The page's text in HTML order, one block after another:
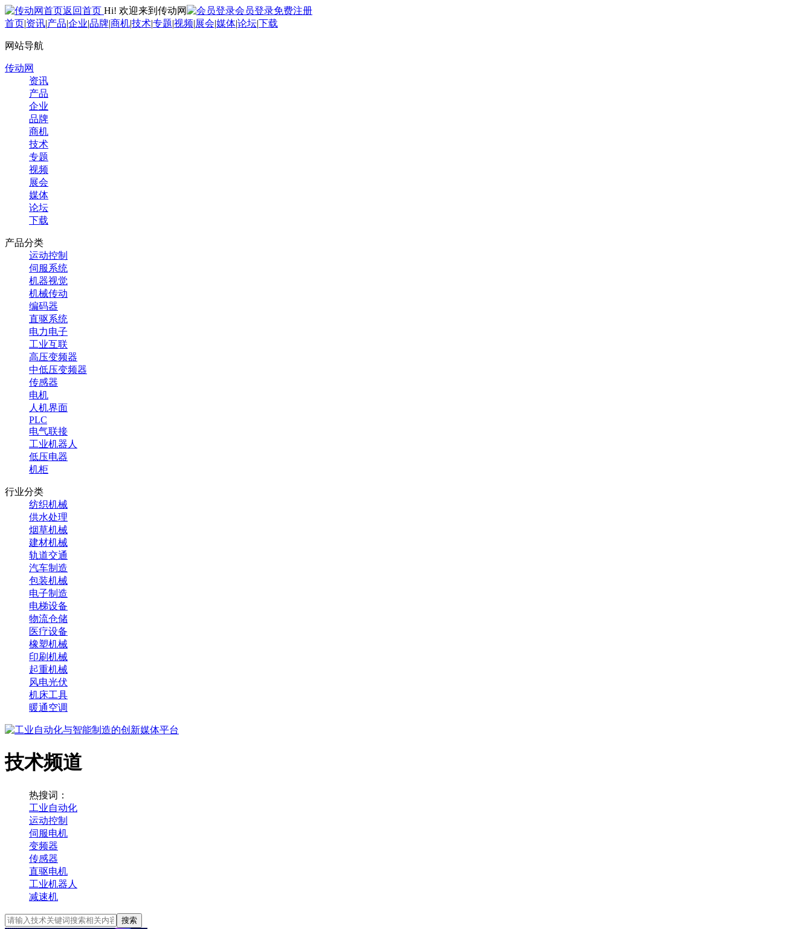
返回首页 Hi! 欢迎来到传动网 会员登录免费注册
首页|资讯|产品|企业|品牌|商机|技术|专题|视频|展会|媒体|论坛|下载
网站导航
传动网
资讯
产品
企业
品牌
商机
技术
专题
视频
展会
媒体
论坛
下载
产品分类
运动控制
伺服系统
机器视觉
机械传动
编码器
直驱系统
电力电子
工业互联
高压变频器
中低压变频器
传感器
电机
人机界面
PLC
电气联接
工业机器人
低压电器
机柜
行业分类
纺织机械
供水处理
烟草机械
建材机械
轨道交通
汽车制造
包装机械
电子制造
电梯设备
物流仓储
医疗设备
橡塑机械
印刷机械
起重机械
风电光伏
机床工具
暖通空调
技术频道
热搜词：
工业自动化
运动控制
伺服电机
变频器
传感器
直驱电机
工业机器人
减速机
搜索